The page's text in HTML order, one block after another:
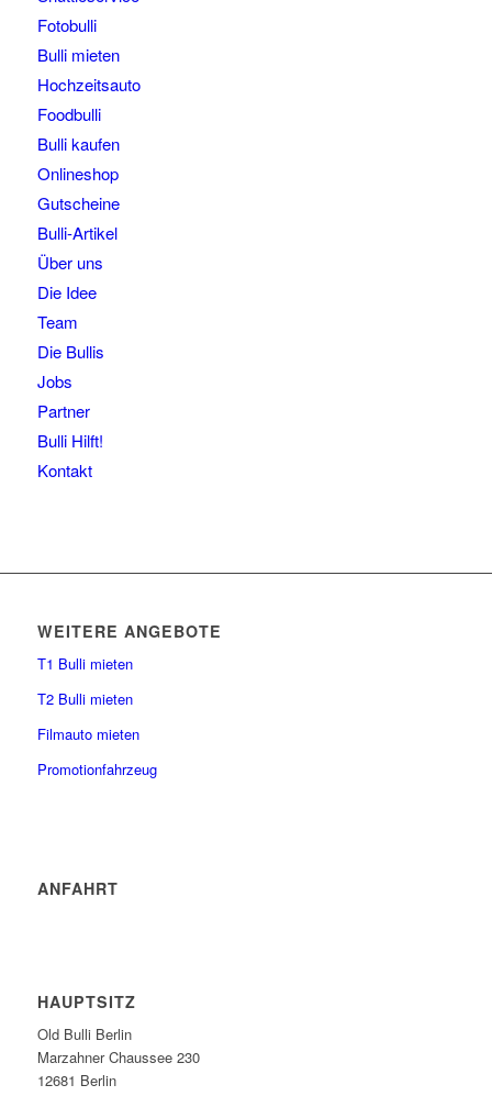
Fotobulli
Bulli mieten
Hochzeitsauto
Foodbulli
Bulli kaufen
Onlineshop
Gutscheine
Bulli-Artikel
Über uns
Die Idee
Team
Die Bullis
Jobs
Partner
Bulli Hilft!
Kontakt
WEITERE ANGEBOTE
T1 Bulli mieten
T2 Bulli mieten
Filmauto mieten
Promotionfahrzeug
ANFAHRT
HAUPTSITZ
Old Bulli Berlin
Marzahner Chaussee 230
12681 Berlin